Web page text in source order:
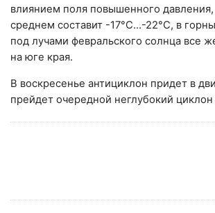
влиянием поля повышенного
среднем составит -17°C…-22°C, в
под лучами февральского солнца все
на юге края.
В воскресенье антициклон придет в
прейдет очередной неглубокий